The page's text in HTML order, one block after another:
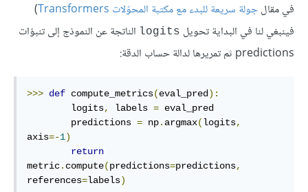
في مقالجولة سريعة للبدء مع مكتبة المحوّلات Transformers
)
فينبغي لنا في البداية تحويل logits الناتجة عن النموذج إلى تنبؤات
predictions ثم تمريرها لدالة حساب الدقة:
>>> def compute_metrics(eval_pred):
        logits
, labels = eval_pred
        predictions
= np. argmax(logits,
axis=-1)
return
metric. compute(predictions=predictions,
references=labels)